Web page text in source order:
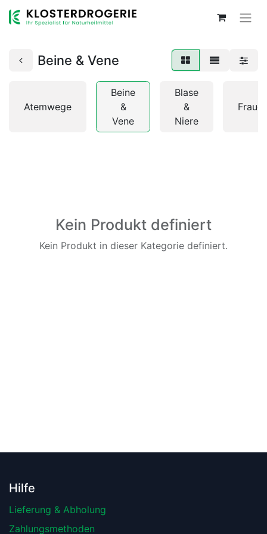
Beine & Vene
Atemwege
Beine
&
Vene
Blase
&
Niere
Kein Produkt definiert
Kein Produkt in dieser Kategorie definiert.
Hilfe
Lieferung & Abholung
Zahlungsmethoden